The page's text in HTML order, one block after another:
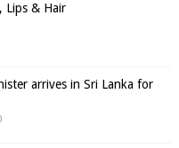
Lips & Hair
arrives in Sri Lanka for